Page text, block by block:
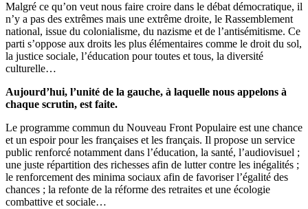
Malgré ce qu’on veut nous faire croire dans le débat démocratique, il
n’y a pas des extrêmes mais une extrême droite, le Rassemblement
national, issue du colonialisme, du nazisme et de l’antisémitisme. Ce
parti s’oppose aux droits les plus élémentaires comme le droit du sol,
la justice sociale, l’éducation pour toutes et tous, la diversité
culturelle…
Aujourd’hui, l’unité de la gauche, à laquelle nous appelons à
chaque scrutin, est faite.
Le programme commun du Nouveau Front Populaire est une chance
et un espoir pour les françaises et les français. Il propose un service
public renforcé notamment dans l’éducation, la santé, l’audiovisuel ;
une juste répartition des richesses afin de lutter contre les inégalités ;
le renforcement des minima sociaux afin de favoriser l’égalité des
chances ; la refonte de la réforme des retraites et une écologie
combattive et sociale…